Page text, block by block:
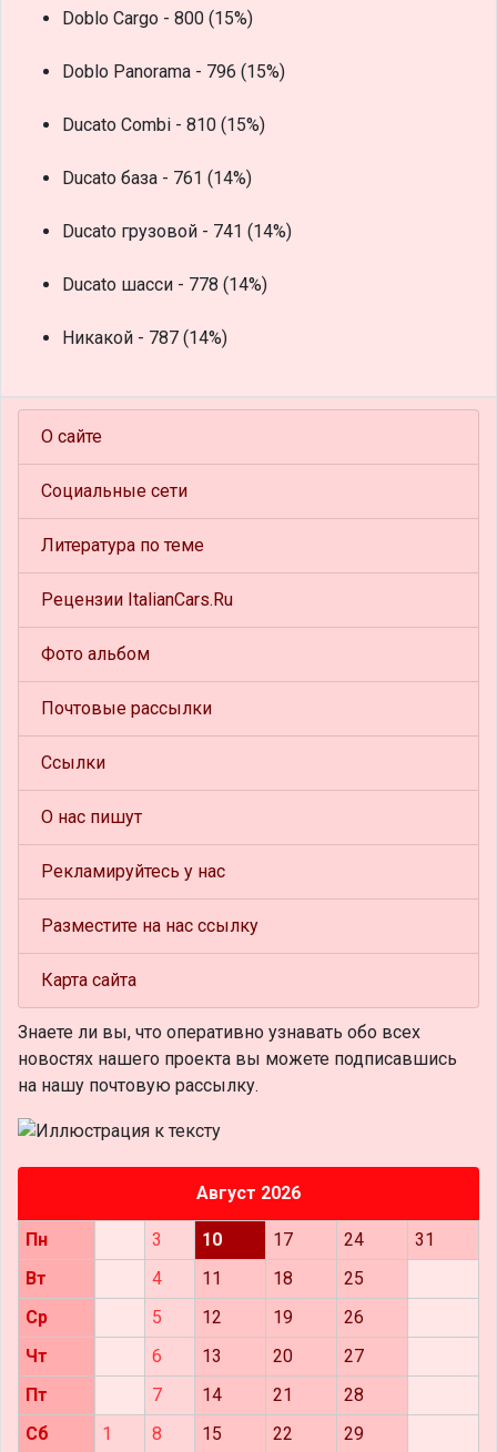
Doblo Cargo - 800 (15%)
Doblo Panorama - 796 (15%)
Ducato Combi - 810 (15%)
Ducato база - 761 (14%)
Ducato грузовой - 741 (14%)
Ducato шасси - 778 (14%)
Никакой - 787 (14%)
О сайте
Социальные сети
Литература по теме
Рецензии ItalianCars.Ru
Фото альбом
Почтовые рассылки
Ссылки
О нас пишут
Рекламируйтесь у нас
Разместите на нас ссылку
Карта сайта
Знаете ли вы, что оперативно узнавать обо всех
новостях нашего проекта вы можете подписавшись
на нашу почтовую рассылку.
Август 2026
Пн 3 10 17 24
31
Вт
4 11 18
25
Ср
5 12 19
26
Чт
6 13 20
27
Пт
7 14 21
28
Сб
1 8 15 22 29